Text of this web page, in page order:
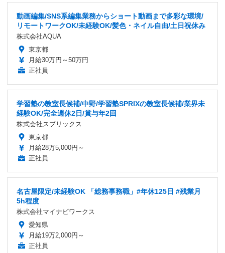
動画編集/SNS系編集業務からショート動画まで多彩な環境/
リモートワークOK/未経験OK/髪色・ネイル自由/土日祝休み
株式会社AQUA
東京都
月給30万円～50万円
正社員
学習塾の教室長候補/中野/学習塾SPRIXの教室長候補/業界未
経験OK/完全週休2日/賞与年2回
株式会社スプリックス
東京都
月給28万5,000円～
正社員
名古屋限定/未経験OK 「総務事務職」#年休125日 #残業月
5h程度
株式会社マイナビワークス
愛知県
月給19万2,000円～
正社員